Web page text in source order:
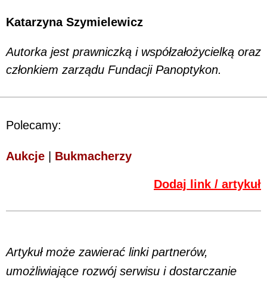
Katarzyna Szymielewicz
Autorka jest prawniczką i współzałożycielką oraz
członkiem zarządu Fundacji Panoptykon.
Polecamy:
Aukcje Bukmacherzy
Dodaj link / artykuł
Artykuł może zawierać linki partnerów,
umożliwiające rozwój serwisu i dostarczanie